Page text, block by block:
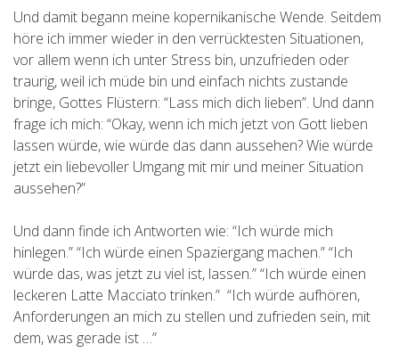
Und damit begann meine kopernikanische Wende. Seitdem
höre ich immer wieder in den verrücktesten Situationen,
vor allem wenn ich unter Stress bin, unzufrieden oder
traurig, weil ich müde bin und einfach nichts zustande
bringe, Gottes Flüstern: “Lass mich dich lieben”. Und dann
frage ich mich: “Okay, wenn ich mich jetzt von Gott lieben
lassen würde, wie würde das dann aussehen? Wie würde
jetzt ein liebevoller Umgang mit mir und meiner Situation
aussehen?”
Und dann finde ich Antworten wie: “Ich würde mich
hinlegen.” “Ich würde einen Spaziergang machen.” “Ich
würde das, was jetzt zu viel ist, lassen.” “Ich würde einen
leckeren Latte Macciato trinken.” “Ich würde aufhören,
Anforderungen an mich zu stellen und zufrieden sein, mit
dem, was gerade ist …”